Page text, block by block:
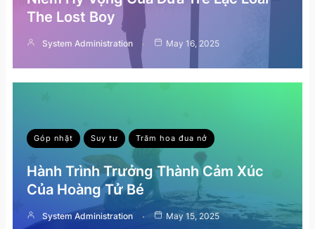
The Lost Boy
System Administration May 16, 2025
Góp nhặt Suy tư Trăm hoa đua nở
Hành Trình Trưởng Thành Cảm Xúc
Của Hoàng Tử Bé
System Administration May 15, 2025